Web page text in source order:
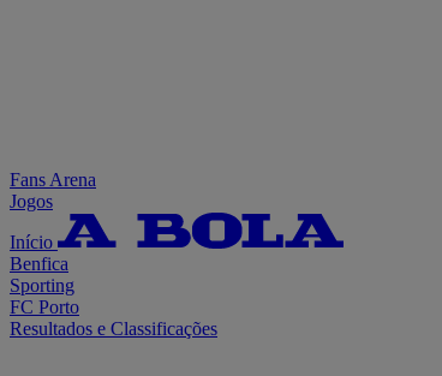
Fans Arena
Jogos
Início
Benfica
Sporting
FC Porto
Resultados e Classificações